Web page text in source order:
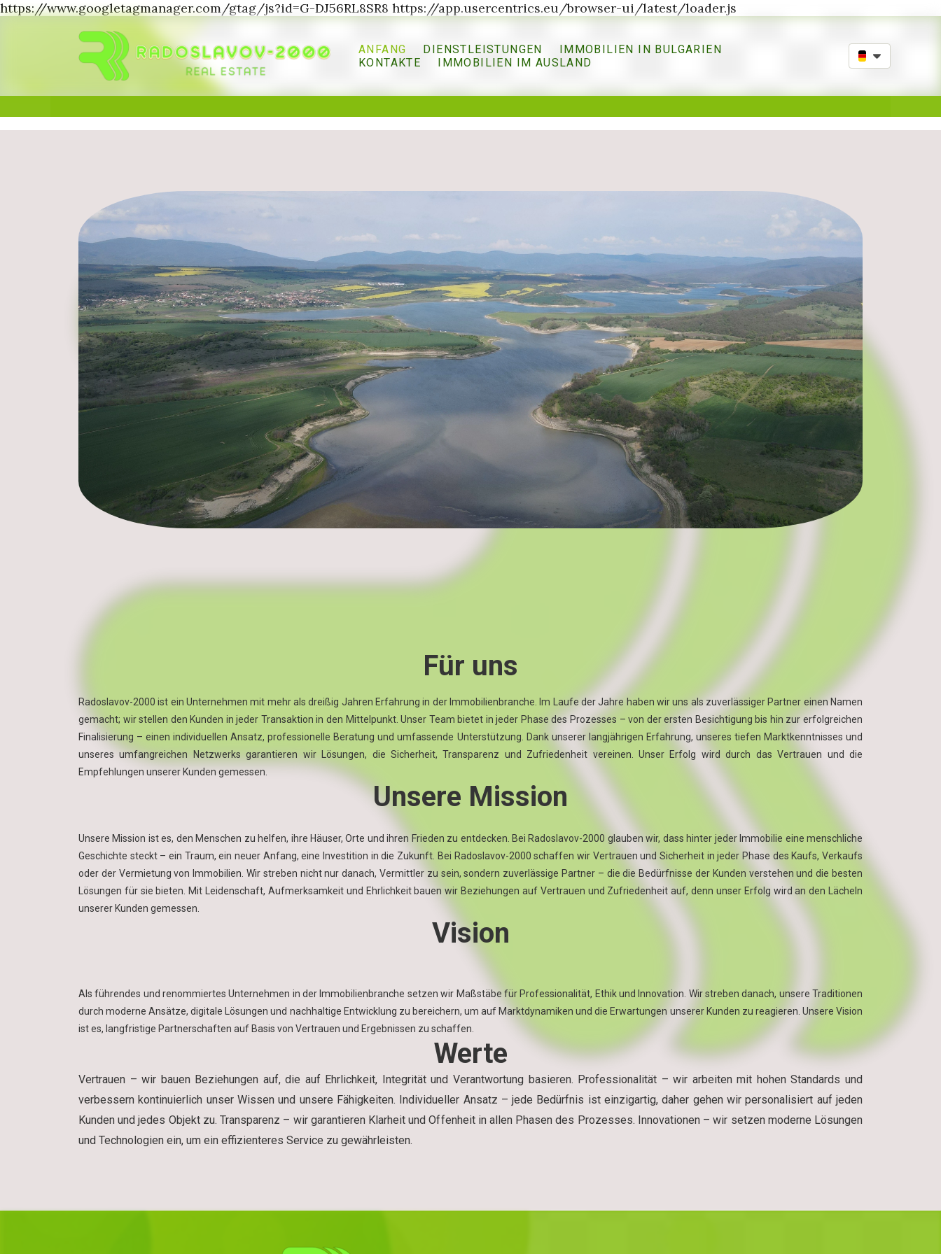
https://www.googletagmanager.com/gtag/js?id=G-DJ56RL8SR8 https://app.usercentrics.eu/browser-ui/latest/loader.js
ANFANG DIENSTLEISTUNGEN
IMMOBILIEN IN BULGARIEN
KONTAKTE
IMMOBILIEN IM AUSLAND
Für uns
Radoslavov-2000 ist ein Unternehmen mit mehr als dreißig Jahren Erfahrung in der Immobilienbranche. Im Laufe der Jahre haben wir uns als zuverlässiger Partner einen Namen
gemacht; wir stellen den Kunden in jeder Transaktion in den Mittelpunkt. Unser Team bietet in jeder Phase des Prozesses – von der ersten Besichtigung bis hin zur erfolgreichen
Finalisierung – einen individuellen Ansatz, professionelle Beratung und umfassende Unterstützung. Dank unserer langjährigen Erfahrung, unseres tiefen Marktkenntnisses und
unseres umfangreichen Netzwerks garantieren wir Lösungen, die Sicherheit, Transparenz und Zufriedenheit vereinen. Unser Erfolg wird durch das Vertrauen und die
Empfehlungen unserer Kunden gemessen.
Unsere Mission
Unsere Mission ist es, den Menschen zu helfen, ihre Häuser, Orte und ihren Frieden zu entdecken. Bei Radoslavov-2000 glauben wir, dass hinter jeder Immobilie eine menschliche
Geschichte steckt – ein Traum, ein neuer Anfang, eine Investition in die Zukunft. Bei Radoslavov-2000 schaffen wir Vertrauen und Sicherheit in jeder Phase des Kaufs, Verkaufs
oder der Vermietung von Immobilien. Wir streben nicht nur danach, Vermittler zu sein, sondern zuverlässige Partner – die die Bedürfnisse der Kunden verstehen und die besten
Lösungen für sie bieten. Mit Leidenschaft, Aufmerksamkeit und Ehrlichkeit bauen wir Beziehungen auf Vertrauen und Zufriedenheit auf, denn unser Erfolg wird an den Lächeln
unserer Kunden gemessen.
Vision
Als führendes und renommiertes Unternehmen in der Immobilienbranche setzen wir Maßstäbe für Professionalität, Ethik und Innovation. Wir streben danach, unsere Traditionen
durch moderne Ansätze, digitale Lösungen und nachhaltige Entwicklung zu bereichern, um auf Marktdynamiken und die Erwartungen unserer Kunden zu reagieren. Unsere Vision
ist es, langfristige Partnerschaften auf Basis von Vertrauen und Ergebnissen zu schaffen.
Werte
Vertrauen – wir bauen Beziehungen auf, die auf Ehrlichkeit, Integrität und Verantwortung basieren. Professionalität – wir arbeiten mit hohen Standards und
verbessern kontinuierlich unser Wissen und unsere Fähigkeiten. Individueller Ansatz – jede Bedürfnis ist einzigartig, daher gehen wir personalisiert auf jeden
Kunden und jedes Objekt zu. Transparenz – wir garantieren Klarheit und Offenheit in allen Phasen des Prozesses. Innovationen – wir setzen moderne Lösungen
und Technologien ein, um ein effizienteres Service zu gewährleisten.